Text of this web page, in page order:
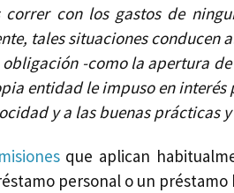
con los gastos de
tales situaciones conducen
-como la apertura
entidad le impuso en interés
y a las buenas prácticas y
que aplican
personal o un préstamo